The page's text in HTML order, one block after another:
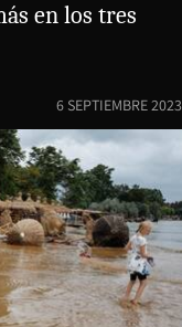
en los tres
6 SEPTIEMBRE 2023